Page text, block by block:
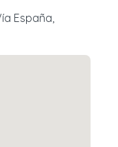
España,